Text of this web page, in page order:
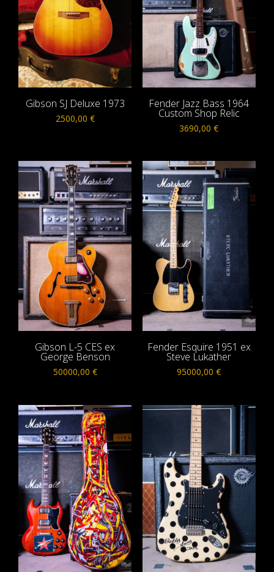
Gibson SJ Deluxe 1973
2500,00 €
Fender Jazz Bass 1964
Custom Shop Relic
3690,00€
Gibson L-5 CES ex
George Benson
50000,00 €
Fender Esquire 1951 ex
Steve Lukather
95000,00€